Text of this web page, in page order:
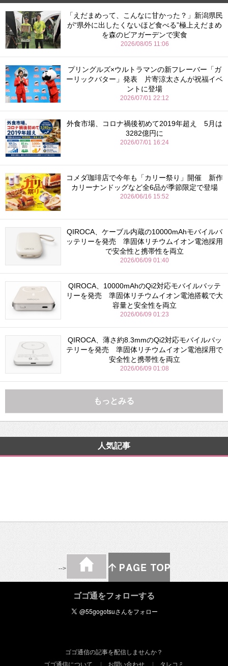
「えだまめって、こんなに甘かった？」新潟県民
が“県外に出したくないほど食べる”極上えだまめ
を森のビアガーデンで実食
2026/08/05 11:06
プリングルズ×ウルトラマンの新フレーバー「ガ
ーリックバター」発表 片寄涼太さんが祝福イベ
ントに登場
2026/07/01 22:12
外食市場、コロナ禍後初めて2019年超え 5月は
3282億円に
2026/07/01 16:24
コメダ珈琲店で今年も「カリー祭り」開催 新作
カリーナンドッグなど全6品が季節限定で登場
2026/06/16 15:52
QIROCA、ケーブル内蔵の10000mAhモバイルバ
ッテリーを発売 準固体リチウムイオン電池採用
で安全性と携帯性を両立
2026/06/09 01:40
QIROCA、10000mAhのQi2対応モバイルバッテ
リーを発売 準固体リチウムイオン電池搭載で大
容量と安全性を両立
2026/06/09 01:23
QIROCA、薄さ約8.3mmのQi2対応モバイルバッ
テリーを発売 準固体リチウムイオン電池採用で
安全性と携帯性を両立
2026/06/09 01:08
もっとみる
人気記事
-->
ゴゴ通をフォローする
ゴゴ通信の記事を配信しませんか？
ゴゴ通信について
お問い合わせ タレコミ